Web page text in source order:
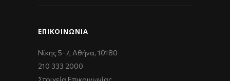
ΕΠΙΚΟΙΝΩΝΊΑ
Νίκης 5-7, Αθήνα, 10180
210 333 2000
Στοιχεία Επικοινωνίας